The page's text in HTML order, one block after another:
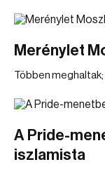
Merénylet
Többen
A Pride-
iszlamista